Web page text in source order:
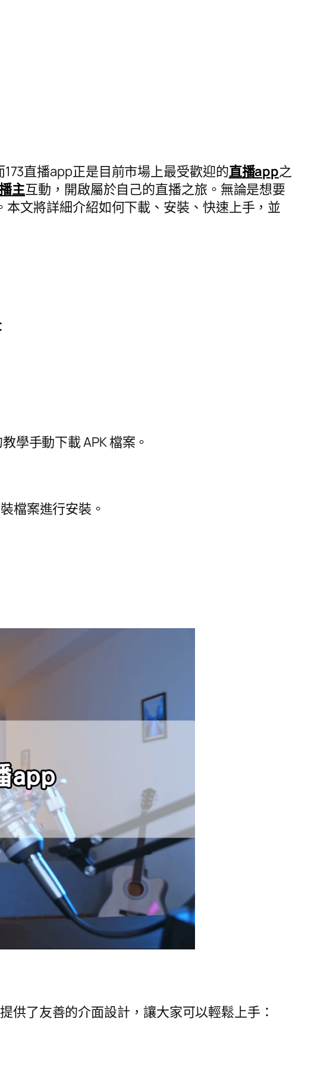
直播app正是目前市場上最受歡迎的直播app之
主互動，開啟屬於自己的直播之旅。無論是想要
文將詳細介紹如何下載、安裝、快速上手，並
學手動下載 APK 檔案。
檔案進行安裝。
供了友善的介面設計，讓大家可以輕鬆上手：